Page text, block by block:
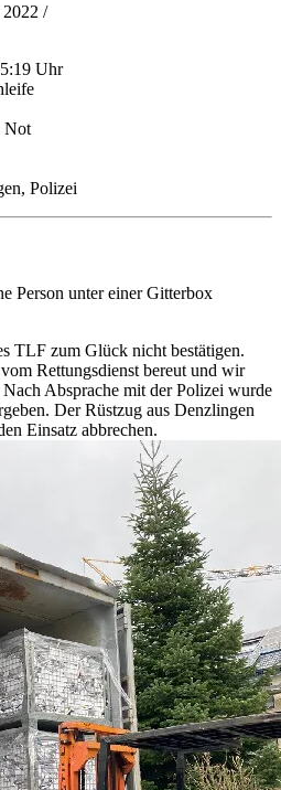
/
Uhr
Not
Polizei
Person unter einer Gitterbox
TLF zum Glück nicht bestätigen.
Rettungsdienst bereut und wir
Absprache mit der Polizei wurde
Der Rüstzug aus Denzlingen
Einsatz abbrechen.